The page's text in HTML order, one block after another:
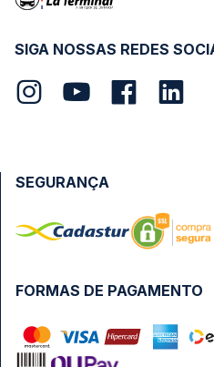
SIGA NOSSAS REDES
FORMAS DE PAGAMENTO
SEGURANÇA